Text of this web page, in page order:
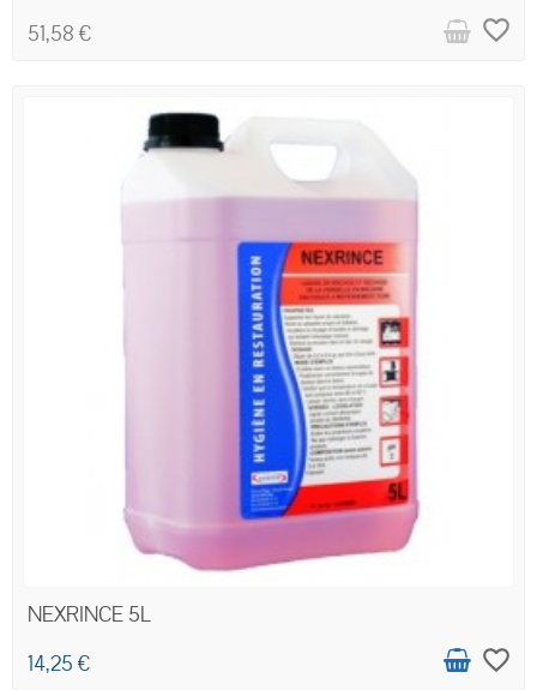
51,58 €
favorite_border
NEXRINCE 5L
14,25 €
favorite_border